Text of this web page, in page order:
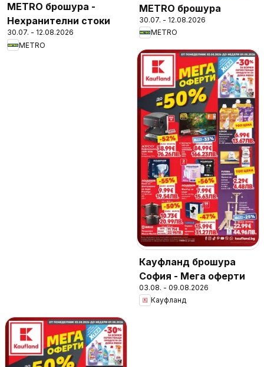
METRO брошура -
Нехранителни стоки
30.07. - 12.08.2026
METRO
METRO брошура
30.07. - 12.08.2026
METRO
Кауфланд брошура
София - Мега оферти
03.08. - 09.08.2026
Кауфланд